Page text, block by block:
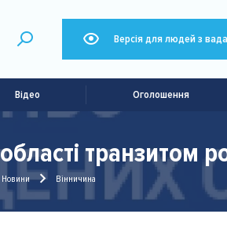
Версія для людей з
Відео Оголошення
транзитом
Новини Вінничина